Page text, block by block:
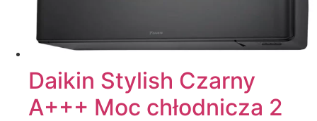
Daikin Stylish Czarny
A+++ Moc chłodnicza 2